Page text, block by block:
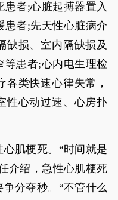
者;心脏起搏器置入
患者;先天性心脏病介
缺损、室内隔缺损及
等患者;心内电生理检
各类快速心律失常，
性心动过速、心房扑
肌梗死。“时间就是
介绍，急性心肌梗死
分夺秒。“不管什么